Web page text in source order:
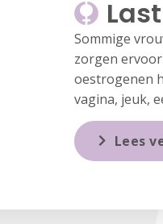
Sommige
zorgen
oestrogenen
vagina, jeuk,
Lees